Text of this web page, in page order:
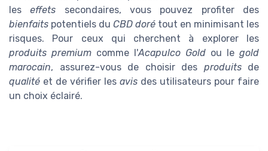
leseffets secondaires, vous pouvez profiter des
bienfaits potentiels du CBD doré tout en minimisant les
risques. Pour ceux qui cherchent à explorer les
produits premium comme l'Acapulco Gold ou le gold
marocain, assurez-vous de choisir des produitsde
qualité et de vérifier les avis des utilisateurs pour faire
un choix éclairé.